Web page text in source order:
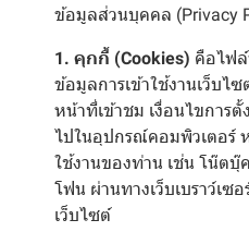
ข้อมูลส่วนบุคคล (Privacy
1. คุกกี้ (Cookies) คือไฟล์
ข้อมูลการเข้าใช้งานเว็บไ
หน้าที่เข้าชม เงื่อนไขการ
ไปในอุปกรณ์คอมพิวเตอร์
ใช้งานของท่าน เช่น โน๊ตบุ๊
โฟน ผ่านทางเว็บเบราว์เซ
เว็บไซต์